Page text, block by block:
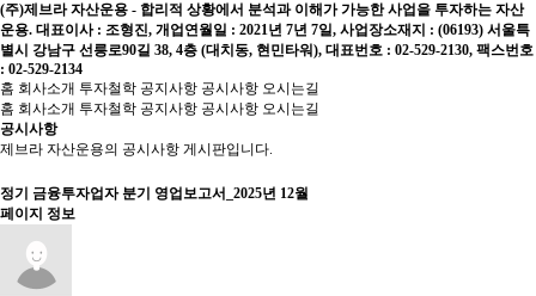
(주)제브라 자산운용 - 합리적 상황에서 분석과 이해가 가능한 사업을 투자하는 자산
운용. 대표이사 : 조형진, 개업연월일 : 2021년 7년 7일, 사업장소재지 : (06193) 서울특
별시 강남구 선릉로90길 38, 4층 (대치동, 현민타워), 대표번호 : 02-529-2130, 팩스번호
: 02-529-2134
홈 회사소개 투자철학 공지사항 공시사항 오시는길
홈 회사소개 투자철학 공지사항 공시사항 오시는길
공시사항
제브라 자산운용의 공시사항 게시판입니다.
정기 금융투자업자 분기 영업보고서_2025년 12월
페이지 정보